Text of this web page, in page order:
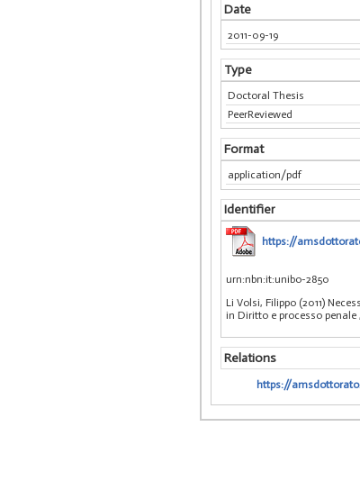
Date
2011-09-19
Type
Doctoral Thesis
PeerReviewed
Format
application/pdf
Identifier
https://
urn:nbn:it:unibo-2850
Li Volsi, Filippo (2011)
in Diritto e processo penale
Relations
https://